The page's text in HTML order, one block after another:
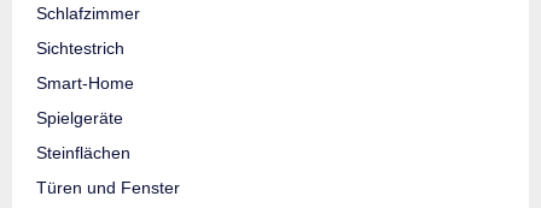
Schlafzimmer
Sichtestrich
Smart-Home
Spielgeräte
Steinflächen
Türen und Fenster